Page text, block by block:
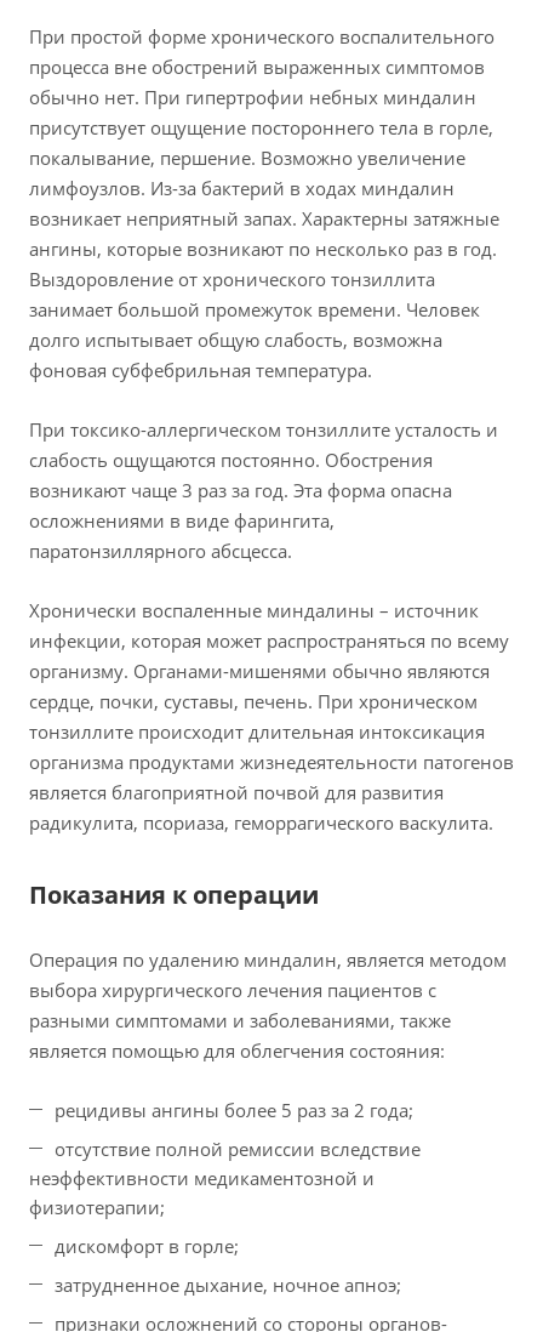
При простой форме хронического воспалительного
процесса вне обострений выраженных симптомов
обычно нет. При гипертрофии небных миндалин
присутствует ощущение постороннего тела в горле,
покалывание, першение. Возможно увеличение
лимфоузлов. Из-за бактерий в ходах миндалин
возникает неприятный запах. Характерны затяжные
ангины, которые возникают по несколько раз в год.
Выздоровление от хронического тонзиллита
занимает большой промежуток времени. Человек
долго испытывает общую слабость, возможна
фоновая субфебрильная температура.
При токсико-аллергическом тонзиллите усталость и
слабость ощущаются постоянно. Обострения
возникают чаще 3 раз за год. Эта форма опасна
осложнениями в виде фарингита,
паратонзиллярного абсцесса.
Хронически воспаленные миндалины – источник
инфекции, которая может распространяться по всему
организму. Органами-мишенями обычно являются
сердце, почки, суставы, печень. При хроническом
тонзиллите происходит длительная интоксикация
организма продуктами жизнедеятельности патогенов
является благоприятной почвой для развития
радикулита, псориаза, геморрагического васкулита.
Показания к операции
Операция по удалению миндалин, является методом
выбора хирургического лечения пациентов с
разными симптомами и заболеваниями, также
является помощью для облегчения состояния:
рецидивы ангины более 5 раз за 2 года;
отсутствие полной ремиссии вследствие
неэффективности медикаментозной и
физиотерапии;
дискомфорт в горле;
затрудненное дыхание, ночное апноэ;
признаки осложнений со стороны органов-